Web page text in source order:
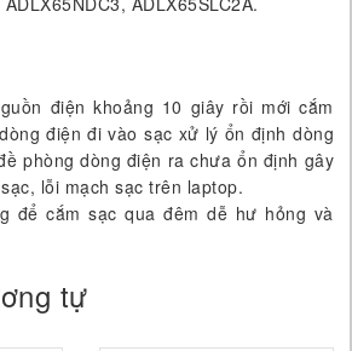
điện khoảng 10 giây rồi mới cắm
điện đi vào sạc xử lý ổn định dòng
phòng dòng điện ra chưa ổn định gây
lỗi mạch sạc trên laptop.
để cắm sạc qua đêm dễ hư hỏng và
tự